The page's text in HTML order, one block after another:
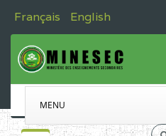
Français English
MENU